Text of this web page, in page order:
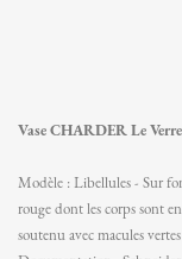
Vase CHARDER Le
Modèle : Libellules - Sur
rouge dont les corps sont
soutenu avec macules